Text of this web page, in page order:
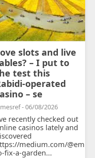
p/cucure...
slots and live
– I put to
test this
operated
– se
- 06/08/2026
recently checked out
casinos lately and
medium.com/
fix-a-garden...